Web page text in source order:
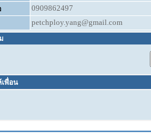
0909862497
petchploy.yang@gmail.com
พื่อน